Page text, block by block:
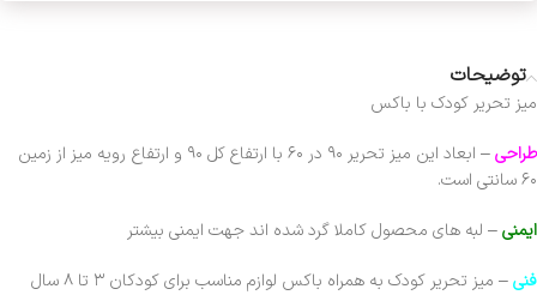
توضیحات
میز تحریر کودک با باکس
طراحی
– ابعاد این میز تحریر ۹۰ در ۶۰ با ارتفاع کل ۹۰ و ارتفاع رویه میز از زمین
۶۰ سانتی است.
ایمنی– لبه های محصول کاملا گرد شده اند جهت ایمنی بیشتر
فنی– میز تحریر کودک به همراه باکس لوازم مناسب برای کودکان ۳ تا ۸ سال